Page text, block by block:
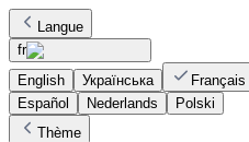
Langue
fr
English
Українська Français
Español
Nederlands
Polski
Thème